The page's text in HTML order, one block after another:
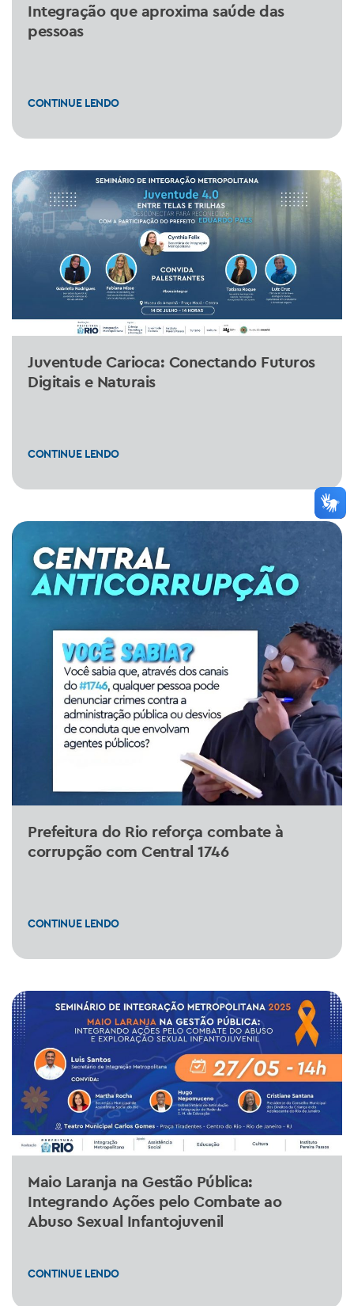
Integração que aproxima saúde das
pessoas
CONTINUE LENDO
Juventude Carioca: Conectando Futuros
Digitais e Naturais
CONTINUE LENDO
Prefeitura do Rio reforça combate à
corrupção com Central 1746
CONTINUE LENDO
Maio Laranja na Gestão Pública:
Integrando Ações pelo Combate ao
Abuso Sexual Infantojuvenil
CONTINUE LENDO